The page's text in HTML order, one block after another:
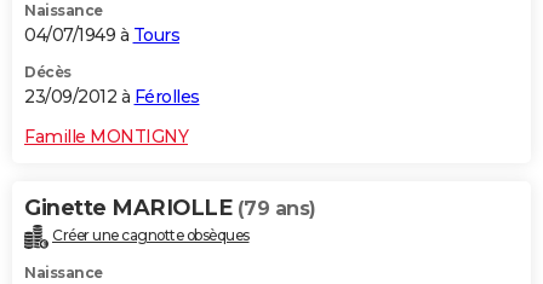
Naissance
04/07/1949 à Tours
Décès
23/09/2012 à Férolles
Famille MONTIGNY
Ginette MARIOLLE (79 ans)
Créer une cagnotte obsèques
Naissance